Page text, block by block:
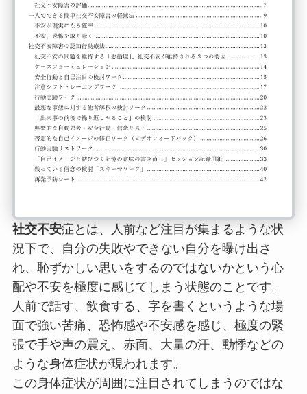
社交不安症とは、人前など注目が集まるような状
況下で、自分の失敗やできない自分を曝け出さ
れ、恥ずかしい思いをするのではないかという心
配や不安を極度に感じてしまう状態のことです。
人前で話す、飲食する、字を書くというような場
面で強い苦痛、恐怖感や不安感を感じ、極度の緊
張で手や声の震え、赤面、大量の汗、動悸などの
ような身体症状が現われます。
この身体症状が周囲に注目されてしまうのではな